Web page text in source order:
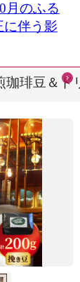
月のふる
に伴う影
珈琲豆＆ド